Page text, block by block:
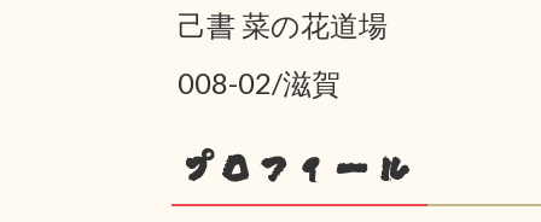
己書 菜の花道場
008-02/滋賀
プロフィール